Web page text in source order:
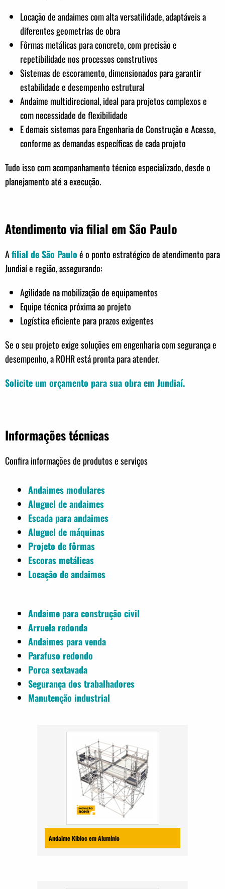
Locação de andaimes com alta versatilidade, adaptáveis a
diferentes geometrias de obra
Fôrmas metálicas para concreto, com precisão e
repetibilidade nos processos construtivos
Sistemas de escoramento, dimensionados para garantir
estabilidade e desempenho estrutural
Andaime multidirecional, ideal para projetos complexos e
com necessidade de flexibilidade
E demais sistemas para Engenharia de Construção e Acesso,
conforme as demandas específicas de cada projeto
Tudo isso com acompanhamento técnico especializado, desde o
planejamento até a execução.
Atendimento via filial em São Paulo
Afilial de São Pauloé o ponto estratégico de atendimento para
Jundiaí e região, assegurando:
Agilidade na mobilização de equipamentos
Equipe técnica próxima ao projeto
Logística eficiente para prazos exigentes
Se o seu projeto exige soluções em engenharia com segurança e
desempenho, a ROHR está pronta para atender.
Solicite um orçamento para sua obra em Jundiaí.
Informações técnicas
Confira informações de produtos e serviços
Andaimes modulares
Aluguel de andaimes
Escada para andaimes
Aluguel de máquinas
Projeto de fôrmas
Escoras metálicas
Locação de andaimes
Andaime para construção civil
Arruela redonda
Andaimes para venda
Parafuso redondo
Porca sextavada
Segurança dos trabalhadores
Manutenção industrial
Andaime Kibloc em Alumínio